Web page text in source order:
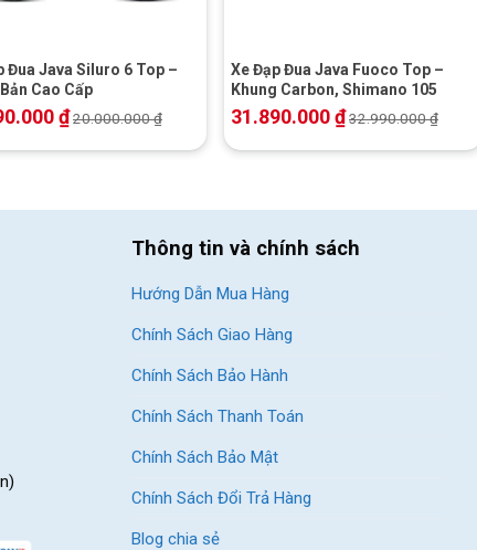
Đua Java Siluro 6 Top –
Cao Cấp
₫20.000.000₫
Xe Đạp Đua Java Fuoco Top –
Khung Carbon, Shimano 105
31.890.000₫32.990.000₫
Thông tin và chính sách
Hướng Dẫn Mua Hàng
Chính Sách Giao Hàng
Chính Sách Bảo Hành
Chính Sách Thanh Toán
Chính Sách Bảo Mật
Chính Sách Đổi Trả Hàng
Blog chia sẻ